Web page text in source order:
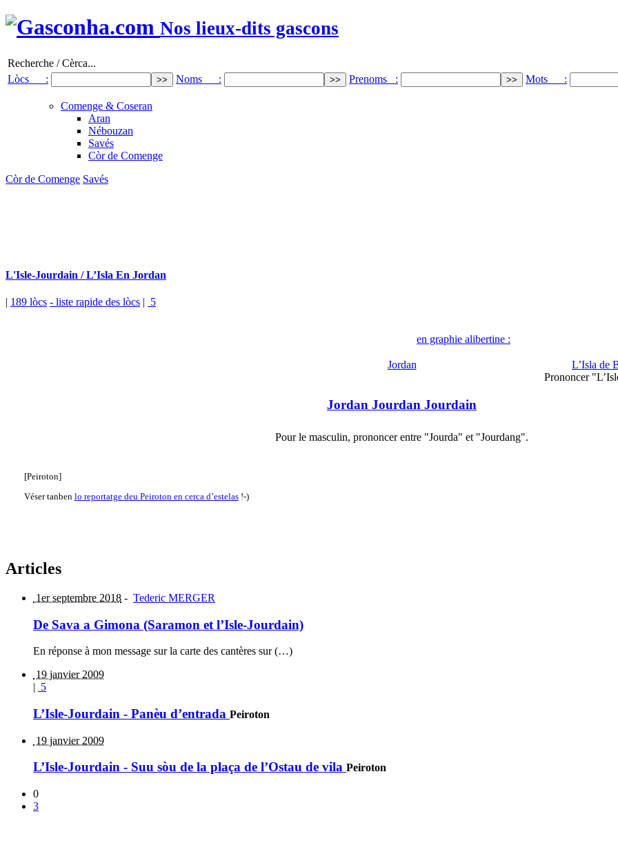
Nos lieux-dits gascons
Recherche / Cèrca...
Lòcs :
Noms : Prenoms : Mots :
Comenge & Coseran
Aran
Nébouzan
Savés
Còr de Comenge
Còr de Comenge Savés
L'Isle-Jourdain / L’Isla En Jordan
| 189 lòcs - liste rapide des lòcs | 5
en graphie alibertine :
Jordan
Jordan Jourdan Jourdain
Pour le masculin, prononcer entre "Jourda" et "Jourdang".
L’Isla de
Prononcer
[Peiroton]
Véser tanben lo reportatge deu Peiroton en cerca d’estelas!-)
Articles
1er septembre 2018 - Tederic MERGER
De Sava a Gimona (Saramon et l’Isle-Jourdain)
En réponse à mon message sur la carte des cantères sur (…)
19 janvier 2009
| 5
L’Isle-Jourdain - Panèu d’entrada Peiroton
19 janvier 2009
L’Isle-Jourdain - Suu sòu de la plaça de l’Ostau de vila Peiroton
0
3